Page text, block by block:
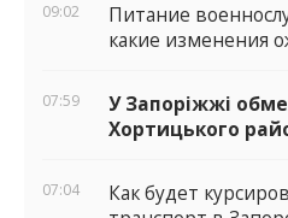
09:02
Питание
какие изменения
07:59
У Запоріжжі
Хортицького
07:04
Как будет